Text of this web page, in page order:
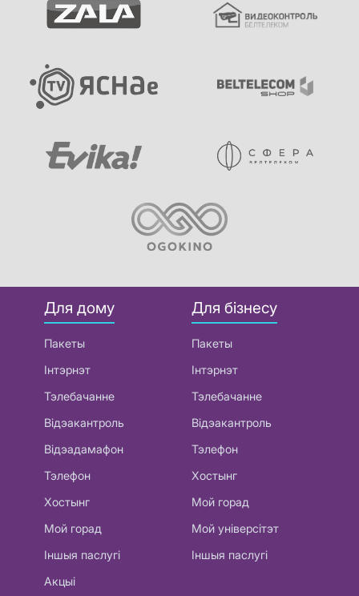
Для дому
Пакеты
Інтэрнэт
Тэлебачанне
Відэакантроль
Відэадамафон
Тэлефон
Хостынг
Мой горад
Іншыя паслугі
Акцыі
Для бізнесу
Пакеты
Інтэрнэт
Тэлебачанне
Відэакантроль
Тэлефон
Хостынг
Мой горад
Мой універсітэт
Іншыя паслугі